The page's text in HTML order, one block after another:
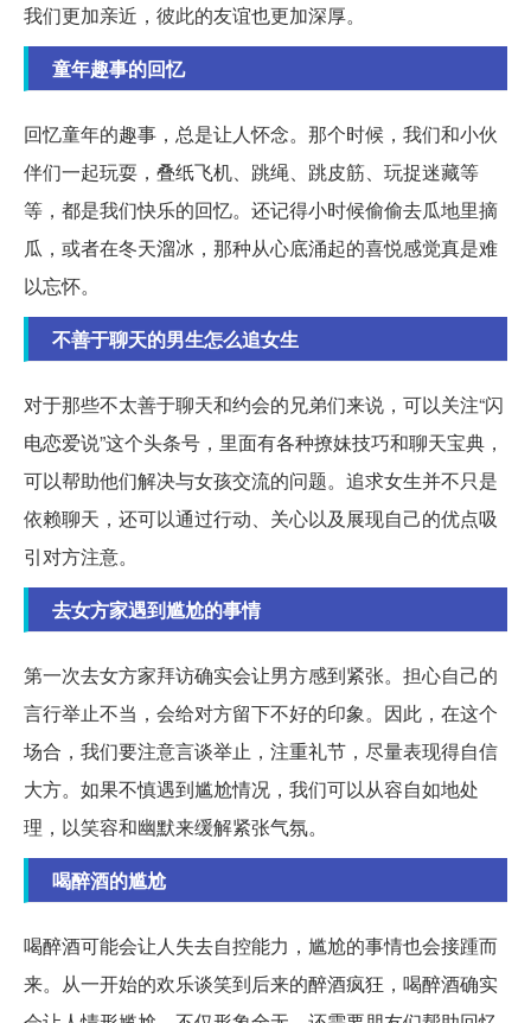
我们更加亲近，彼此的友谊也更加深厚。
童年趣事的回忆
回忆童年的趣事，总是让人怀念。那个时候，我们和小伙
伴们一起玩耍，叠纸飞机、跳绳、跳皮筋、玩捉迷藏等
等，都是我们快乐的回忆。还记得小时候偷偷去瓜地里摘
瓜，或者在冬天溜冰，那种从心底涌起的喜悦感觉真是难
以忘怀。
不善于聊天的男生怎么追女生
对于那些不太善于聊天和约会的兄弟们来说，可以关注“闪
电恋爱说”这个头条号，里面有各种撩妹技巧和聊天宝典，
可以帮助他们解决与女孩交流的问题。追求女生并不只是
依赖聊天，还可以通过行动、关心以及展现自己的优点吸
引对方注意。
去女方家遇到尴尬的事情
第一次去女方家拜访确实会让男方感到紧张。担心自己的
言行举止不当，会给对方留下不好的印象。因此，在这个
场合，我们要注意言谈举止，注重礼节，尽量表现得自信
大方。如果不慎遇到尴尬情况，我们可以从容自如地处
理，以笑容和幽默来缓解紧张气氛。
喝醉酒的尴尬
喝醉酒可能会让人失去自控能力，尴尬的事情也会接踵而
来。从一开始的欢乐谈笑到后来的醉酒疯狂，喝醉酒确实